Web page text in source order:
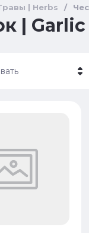
| Herbs /
| Garlic
- А-Я